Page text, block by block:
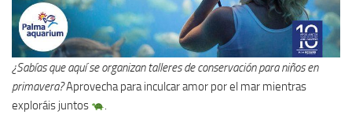
¿Sabías que aquí se organizan talleres de conservación para niños en
primavera?Aprovecha para inculcar amor por el mar mientras
exploráis juntos